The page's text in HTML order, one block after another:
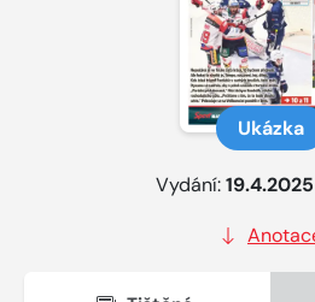
Ukázka
Vydání:19.4.2025